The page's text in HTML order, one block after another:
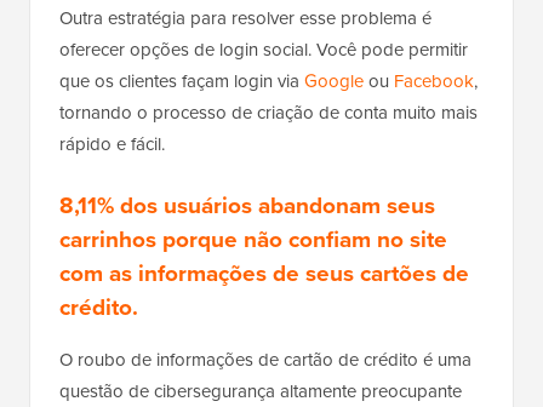
Outra estratégia para resolver esse problema é
oferecer opções de login social. Você pode permitir
que os clientes façam login via Googleou Facebook,
tornando o processo de criação de conta muito mais
rápido e fácil.
8,11% dos usuários abandonam seus
carrinhos porque não confiam no site
com as informações de seus cartões de
crédito.
O roubo de informações de cartão de crédito é uma
questão de cibersegurança altamente preocupante